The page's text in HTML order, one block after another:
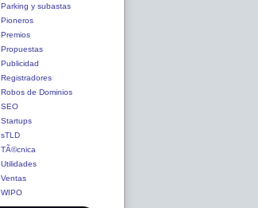
Parking y subastas
Pioneros
Premios
Propuestas
Publicidad
Registradores
Robos de Dominios
SEO
Startups
sTLD
TÃ©cnica
Utilidades
Ventas
WIPO